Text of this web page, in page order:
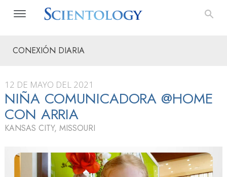
CONEXIÓN DIARIA
12 DE MAYO DEL 2021
NIÑA COMUNICADORA @HOME
CON ARRIA
KANSAS CITY, MISSOURI